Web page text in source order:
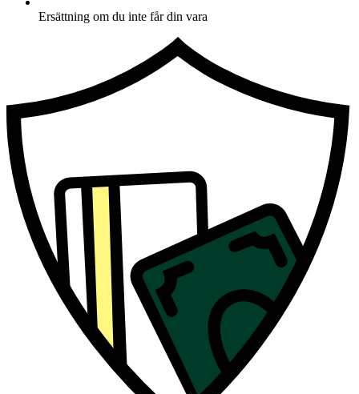
Ersättning om du inte får din vara